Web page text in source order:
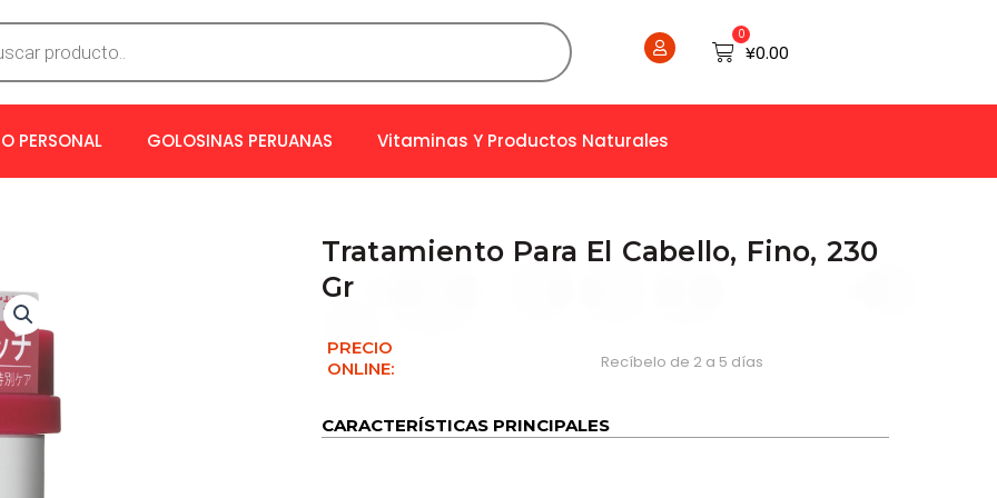
¥0.00
0
Cart
PERSONAL GOLOSINAS PERUANAS Vitaminas Y Productos Naturales
Tratamiento Para El Cabello, Fino, 230
Gr
PRECIO
ONLINE:
Recíbelo de 2 a 5 días
CARACTERÍSTICAS PRINCIPALES